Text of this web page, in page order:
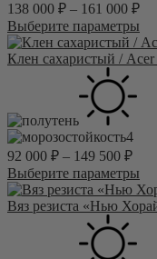
на
138 000 ₽ – 161 000 ₽
Выберите параметры
Клен сахаристый / Acer
4
92 000 ₽ – 149 500 ₽
Выберите параметры
Вяз резиста «Нью